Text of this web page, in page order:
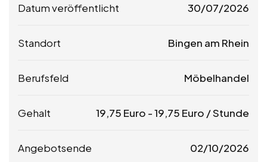
Datum veröffentlicht 30/07/2026
Standort Bingen am Rhein
Berufsfeld Möbelhandel
Gehalt 19,75 Euro -19,75 Euro / Stunde
Angebotsende 02/10/2026